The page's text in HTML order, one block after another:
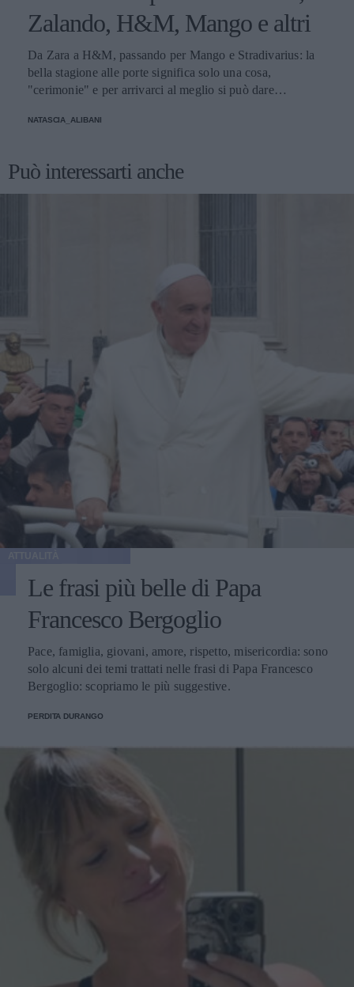
Zalando, H&M, Mango e altri
Da Zara a H&M, passando per Mango e Stradivarius: la
bella stagione alle porte significa solo una cosa,
"cerimonie" e per arrivarci al meglio si può dare
NATASCIA_ALIBANI
Può interessarti anche
Le frasi più belle di Papa
Francesco Bergoglio
Pace, famiglia, giovani, amore, rispetto, misericordia: sono
solo alcuni dei temi trattati nelle frasi di Papa Francesco
Bergoglio: scopriamo le più suggestive.
PERDITA DURANGO